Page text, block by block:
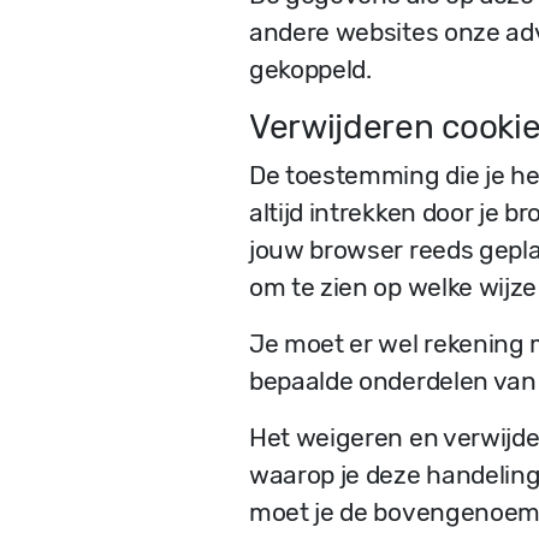
andere websites onze
gekoppeld.
Verwijderen
De toestemming die je
altijd intrekken door je
jouw browser reeds
om te zien op welke
Je moet er wel rekening
bepaalde onderdelen
Het weigeren en
waarop je deze
moet je de